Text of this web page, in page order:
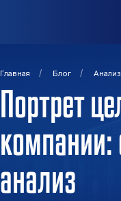
Главная / Блог /
Портрет
компании:
анализ